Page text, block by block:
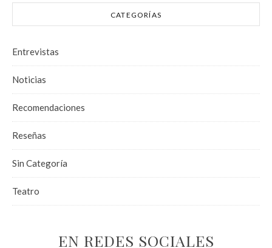
CATEGORÍAS
Entrevistas
Noticias
Recomendaciones
Reseñas
Sin Categoría
Teatro
EN REDES SOCIALES